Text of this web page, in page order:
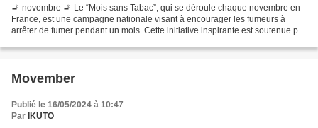
🚬 novembre 🚬 Le “Mois sans Tabac”, qui se déroule chaque novembre en
France, est une campagne nationale visant à encourager les fumeurs à
arrêter de fumer pendant un mois. Cette initiative inspirante est soutenue par
Movember
Publié le 16/05/2024 à 10:47
Par IKUTO